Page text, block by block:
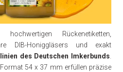
Rückenetiketten,
DIB-Honiggläsers und exakt
des Deutschen Imkerbunds
54 x 37 mm erfüllen präzise